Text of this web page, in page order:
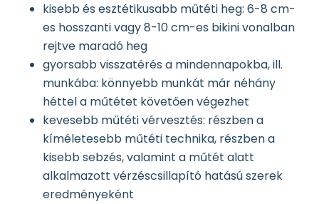
kisebb és esztétikusabb műtéti heg: 6-8 cm-
es hosszanti vagy 8-10 cm-es bikini vonalban
rejtve maradó heg
gyorsabb visszatérés a mindennapokba, ill.
munkába: könnyebb munkát már néhány
héttel a műtétet követően végezhet
kevesebb műtéti vérvesztés: részben a
kíméletesebb műtéti technika, részben a
kisebb sebzés, valamint a műtét alatt
alkalmazott vérzéscsillapító hatású szerek
eredményeként